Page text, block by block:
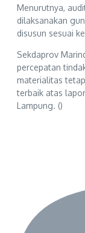
Menurutnya,
dilaksanakan
disusun sesuai
Sekdaprov
percepatan
materialitas
terbaik atas
Lampung. ()